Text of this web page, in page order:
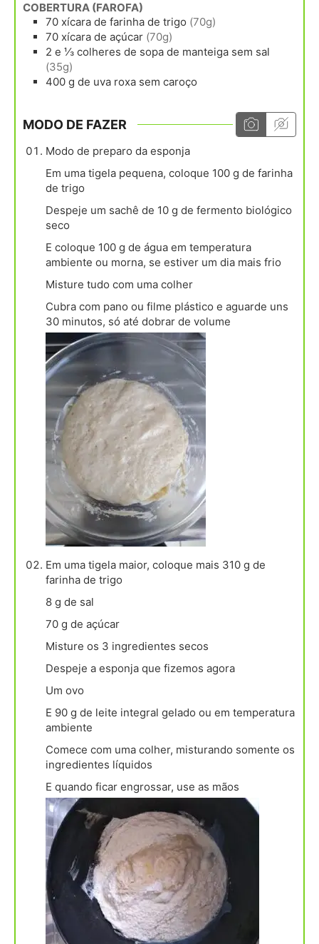
COBERTURA (FAROFA)
70 xícara de farinha de trigo (70g)
70 xícara de açúcar (70g)
2 e ⅓ colheres de sopa de manteiga sem sal
(35g)
400 g de uva roxa sem caroço
MODO DE FAZER
Modo de preparo da esponja
Em uma tigela pequena, coloque 100 g de farinha
de trigo
Despeje um sachê de 10 g de fermento biológico
seco
E coloque 100 g de água em temperatura
ambiente ou morna, se estiver um dia mais frio
Misture tudo com uma colher
Cubra com pano ou filme plástico e aguarde uns
30 minutos, só até dobrar de volume
Em uma tigela maior, coloque mais 310 g de
farinha de trigo
8 g de sal
70 g de açúcar
Misture os 3 ingredientes secos
Despeje a esponja que fizemos agora
Um ovo
E 90 g de leite integral gelado ou em temperatura
ambiente
Comece com uma colher, misturando somente os
ingredientes líquidos
E quando ficar engrossar, use as mãos